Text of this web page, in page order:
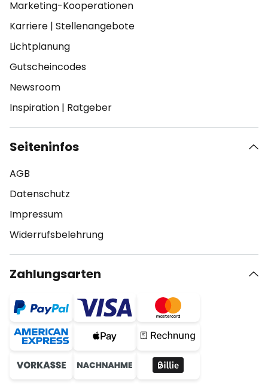
Marketing-Kooperationen
Karriere | Stellenangebote
Lichtplanung
Gutscheincodes
Newsroom
Inspiration | Ratgeber
Seiteninfos
AGB
Datenschutz
Impressum
Widerrufsbelehrung
Zahlungsarten